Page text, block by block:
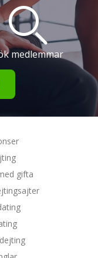
medlemmar
gifta